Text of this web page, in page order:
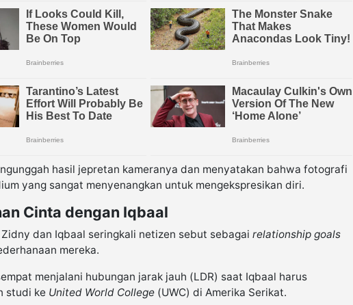
hasil jepretan kameranya dan menyatakan bahwa fotografi
yang sangat menyenangkan untuk mengekspresikan diri.
Cinta dengan Iqbaal
dan Iqbaal seringkali netizen sebut sebagai relationship goals
mereka.
menjalani hubungan jarak jauh (LDR) saat Iqbaal harus
studi ke United World College (UWC) di Amerika Serikat.